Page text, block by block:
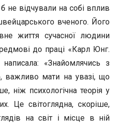
б не відчували на собі вплив
вченого. Його
життя сучасної людини
до праці «Карл Юнг.
«Знайомлячись з
важливо мати на увазі, що
ніж психологічна теорія у
Це світоглядна, скоріше,
на світ і місце в ній